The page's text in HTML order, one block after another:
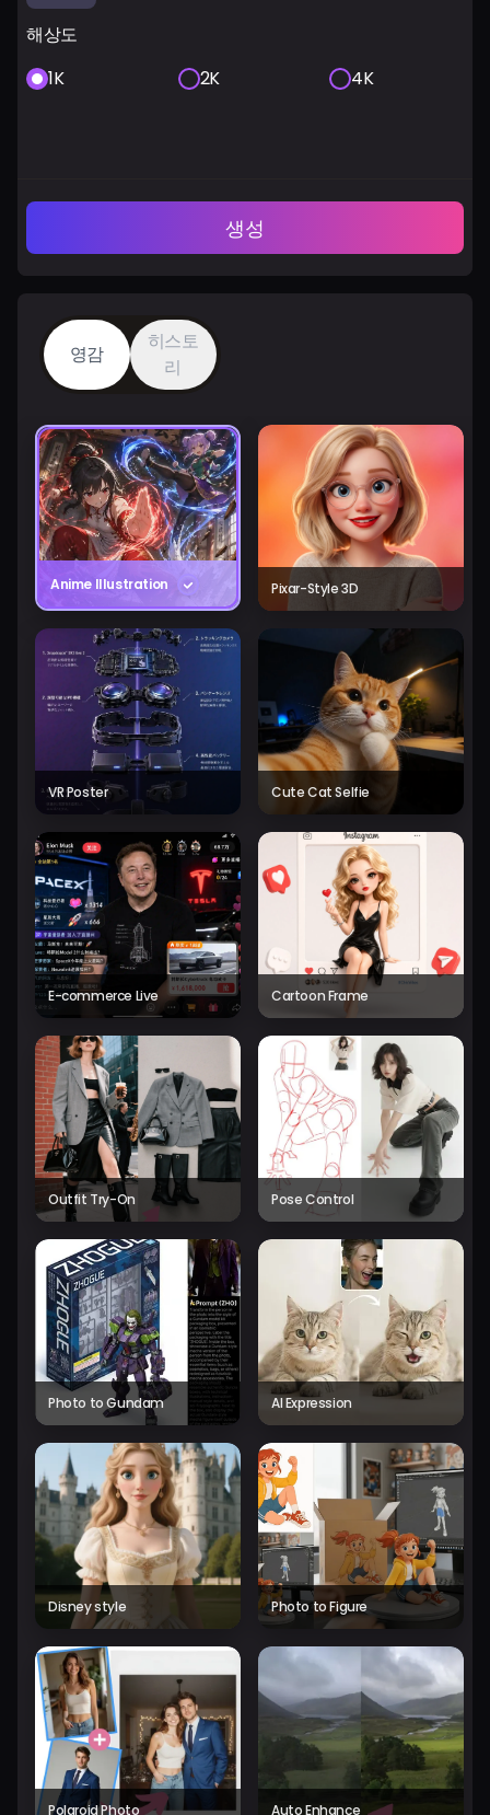
해상도
1K
2K 4K
생성
영감
히스토
리
Anime Illustration Pixar-Style 3D
VR Poster Cute Cat Selfie
E-commerce Live Cartoon Frame
Outfit Try-On Pose Control
Photo to Gundam AI Expression
Disney style Photo to Figure
Polaroid Photo Auto Enhance